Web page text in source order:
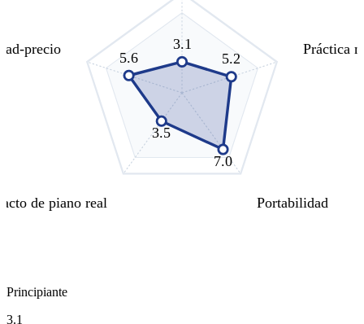
3.1
5.2
7.0
3.5
5.6
Práctica
Portabilidad
de piano real
precio
Principiante
3.1